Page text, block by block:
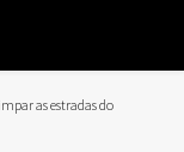
as estradas do